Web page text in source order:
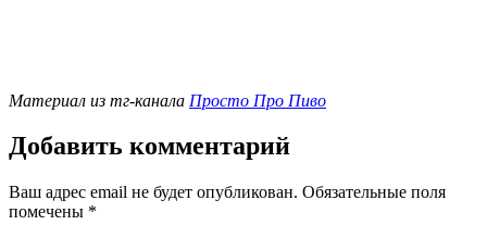
Материал из тг-канала Просто Про Пиво
Добавить комментарий
Ваш адрес email не будет опубликован. Обязательные поля
помечены *